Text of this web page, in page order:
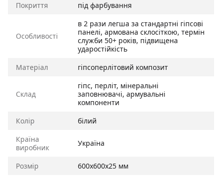
Покриття
під фарбування
Особливості
в 2 рази легша за стандартні гіпсові
панелі, армована склосіткою, термін
служби 50+ років, підвищена
ударостійкість
Матеріал
гіпсоперлітовий композит
Склад
гіпс, перліт, мінеральні
заповнювачі, армувальні
компоненти
Колір
білий
Країна
виробник
Україна
Розмір
600х600х25 мм